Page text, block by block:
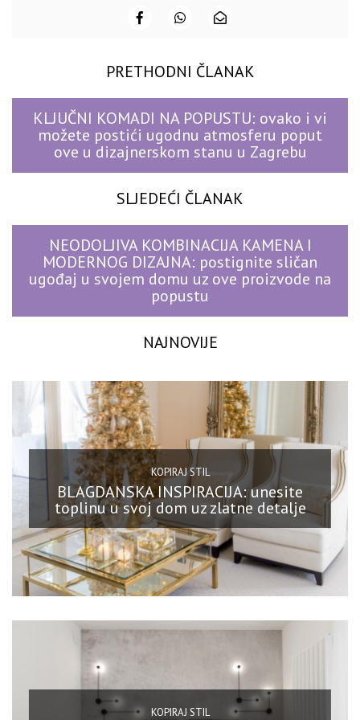
PRETHODNI ČLANAK
KLJUČNI KOMADI NA POPUSTU: ovako i vi
možete postići ugodnu atmosferu poput
ove u dizajnerskom stanu u Zagrebu
SLJEDEĆI ČLANAK
NEODOLJIVA KOMBINACIJA KAMENA I
MODERNOG DIZAJNA: postignite sličan
ugođaj u svojem domu uz ove proizvode na
popustu
NAJNOVIJE
KOPIRAJ STIL
BLAGDANSKA INSPIRACIJA: unesite
toplinu u svoj dom uz zlatne detalje
KOPIRAJ STIL